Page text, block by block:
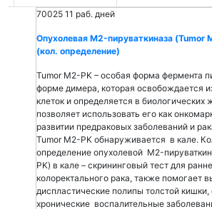
70025 11 раб. дней
Опухолевая M2-пируваткиназа (Tumor
(кол. определение)
Tumor M2-PK – особая форма фермента
форме димера, которая освобождается
клеток и определяется в биологических
позволяет использовать его как
развитии предраковых заболеваний и
Tumor M2-PK обнаруживается в кале.
определение опухолевой M2-
PK) в кале – скрининговый тест для
колоректального рака, также помогает
диспластические полипы толстой кишки,
хронические воспалительные